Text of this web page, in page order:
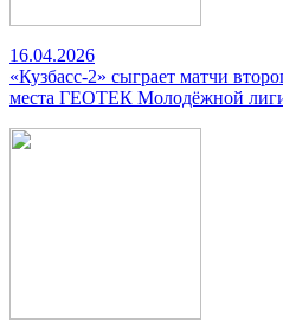
16.04.2026
«Кузбасс-2» сыграет матчи
места ГЕОТЕК Молодёжной